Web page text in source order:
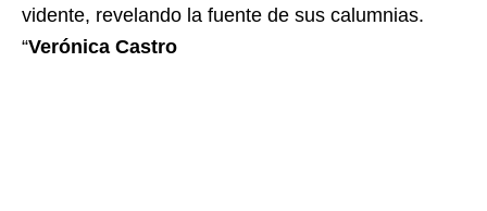
vidente, revelando la fuente de sus calumnias.
“Verónica Castro